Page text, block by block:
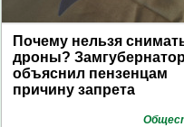
Почему нельзя
дроны?
объяснил пензенцам
причину запрета